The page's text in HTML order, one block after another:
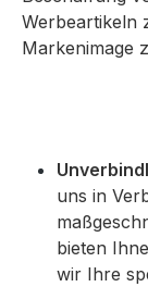
Werbeartikeln
Markenimage
uns in
bieten
wir Ihre